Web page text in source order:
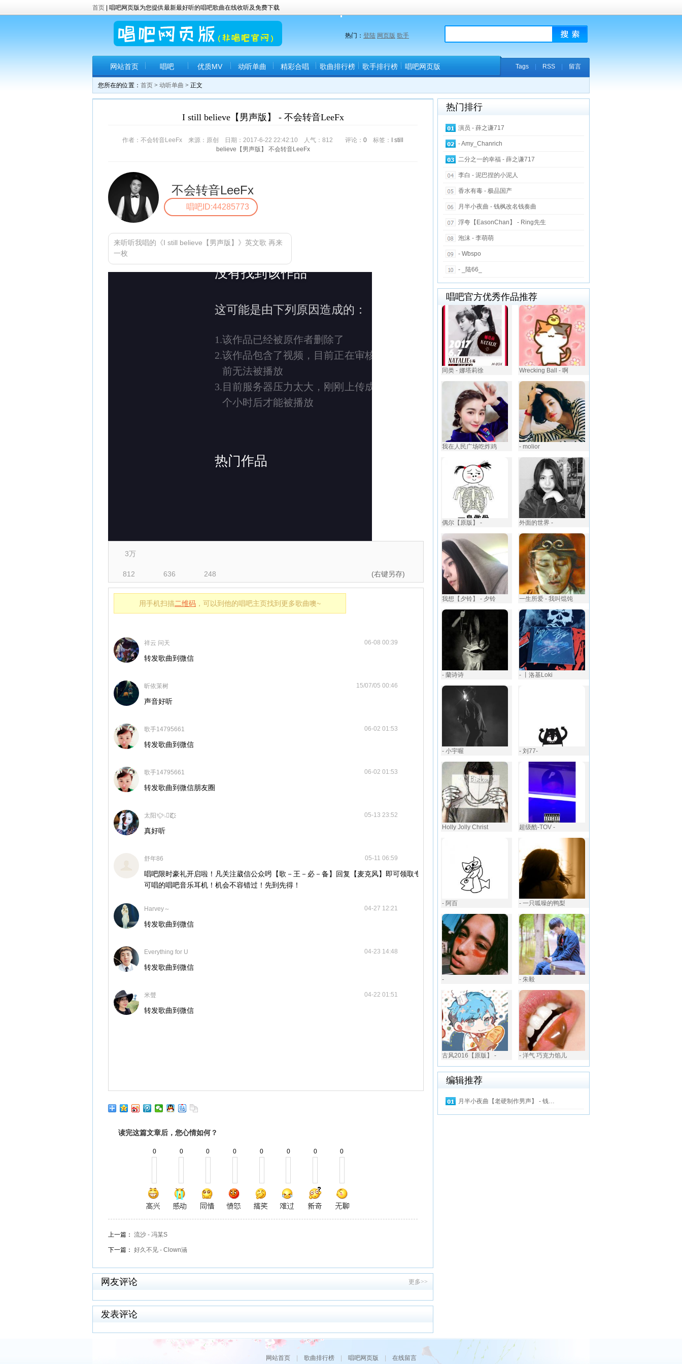
首页 | 唱吧网页版为您提供最新最好听的唱吧歌曲在线收听及免费下载
热门： 登陆 网页版 歌手
网站首页 唱吧 优质MV 动听单曲 精彩合唱 歌曲排行榜 歌手排行榜 唱吧网页版 Tags| RSS| 留言
您所在的位置： 首页 > 动听单曲 > 正文
I still believe【男声版】 - 不会转音LeeFx
作者：不会转音LeeFx 来源：原创 日期：2017-6-22 22:42:10 人气： 812 评论： 0 标签：
still
believe【男声版】
不会转音LeeFx
不会转音LeeFx
唱吧ID:44285773
来听听我唱的《I still believe【男声版】》英文歌 再来
一枚
3万
812 636 248 (右键另存)
用手机扫描二维码 ，可以到他的唱吧主页找到更多歌曲噢~
祥云 问天 06-08 00:39
转发歌曲到微信
昕依茉树 15/07/05 00:46
声音好听
歌手14795661 06-02 01:53
转发歌曲到微信
歌手14795661 06-02 01:53
转发歌曲到微信朋友圈
太阳␆⃟␁❁҉҉҉҉҉҉҉҉ 05-13 23:52
真好听
舒年86 05-11 06:59
唱吧限时豪礼开启啦！凡关注葳信公众呺【歌－王－必－备】回复【麦克风】即可领取专业可听
可唱的唱吧音乐耳机！机会不容错过！先到先得！
Harvey～ 04-27 12:21
转发歌曲到微信
Everything for U 04-23 14:48
转发歌曲到微信
米聲 04-22 01:51
转发歌曲到微信
读完这篇文章后，您心情如何？
0 0 0 0 0 0 0 0
上一篇： 流沙 - 冯某S
下一篇： 好久不见 - Clown涵
更多>>
网友评论
发表评论
热门排行
演员 - 薛之谦717
- Amy_Chanrich
二分之一的幸福 - 薛之谦717
李白 - 泥巴捏的小泥人
香水有毒 - 极品国产
月半小夜曲 - 钱枫改名钱奏曲
浮夸【EasonChan】 - Ring先生
泡沫 - 李萌萌
- Wbspo
- _陆66_
唱吧官方优秀作品推荐
同类 - 娜塔莉徐 Wrecking Ball - 啊
我在人民广场吃炸鸡 - molior
偶尔【原版】 - 外面的世界 -
我想【夕铃】 - 夕铃 一生所爱 - 我叫馄饨
- 蘭诗诗 - 丨洛基Loki
- 小宇喔 - 刘77-
Holly Jolly Christ 超级酷-TOV -
- 阿百 - 一只呱噪的鸭梨
- - 朱毅
古风2016【原版】 - - 洋气 巧克力馅儿
编辑推荐
月半小夜曲【老硬制作男声】 - 钱…
网站首页| 歌曲排行榜| 唱吧网页版 在线留言